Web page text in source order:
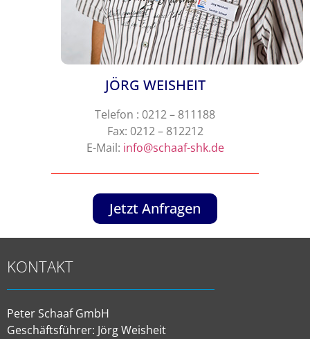
JÖRG WEISHEIT
Telefon : 0212 – 811188
Fax: 0212 – 812212
E-Mail: info@schaaf-shk.de
Jetzt Anfragen
KONTAKT
Peter Schaaf GmbH
Geschäftsführer: Jörg Weisheit